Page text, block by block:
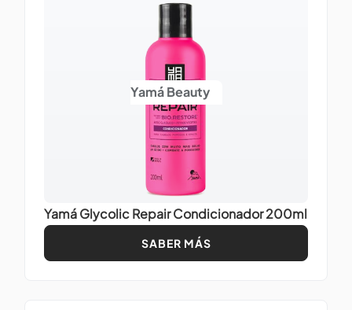
Yamá Beauty
Yamá Glycolic Repair Condicionador 200ml
SABER MÁS